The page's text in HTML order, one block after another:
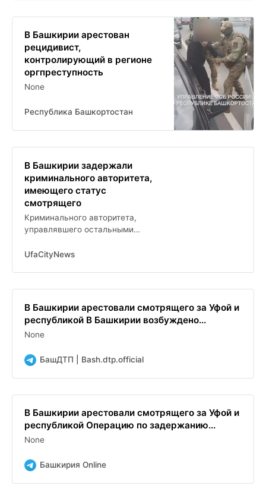
В Башкирии арестован
рецидивист,
контролирующий в регионе
оргпреступность
None
Республика Башкортостан
В Башкирии задержали
криминального авторитета,
имеющего статус
смотрящего
Криминального авторитета,
управлявшего остальными
СИЗО
UfaCityNews
В Башкирии арестовали смотрящего за Уфой и
республикой В Башкирии возбуждено...
None
БашДТП | Bash.dtp.official
В Башкирии арестовали смотрящего за Уфой и
республикой Операцию по задержанию...
None
Башкирия Online